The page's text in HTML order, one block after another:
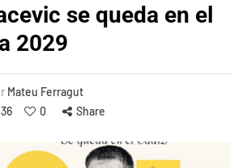
se queda en el
2029
Mateu Ferragut
0 Share